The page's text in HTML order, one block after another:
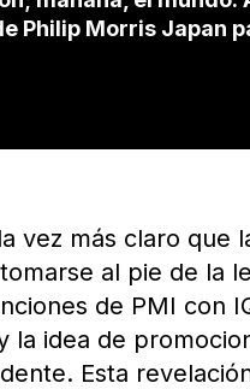
Philip Morris Japan
vez más claro que
al pie de la
de PMI con
la idea de
Esta